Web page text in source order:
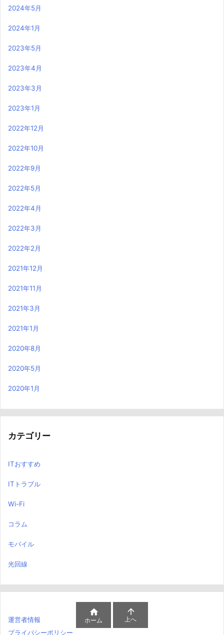
2024年5月
2024年1月
2023年5月
2023年4月
2023年3月
2023年1月
2022年12月
2022年10月
2022年9月
2022年5月
2022年4月
2022年3月
2022年2月
2021年12月
2021年11月
2021年3月
2021年1月
2020年8月
2020年5月
2020年1月
カテゴリー
ITおすすめ
ITトラブル
Wi-Fi
コラム
モバイル
光回線
運営者情報
プライバシーポリシー

ホーム

上へ